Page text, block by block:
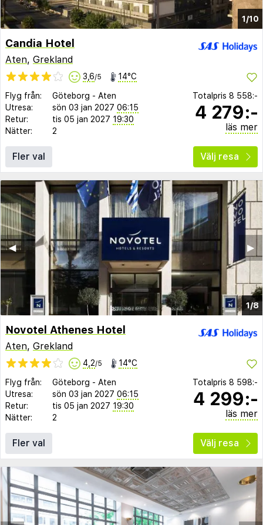
1/10
Candia Hotel
Aten, Grekland
3,6/5 14°C
Flyg från: Göteborg - Aten
Utresa:
sön 03 jan 2027 06:15
Retur:
tis 05 jan 2027 19:30
Nätter:
2
Totalpris 8 558:-
4 279:-
läs mer
Fler val Välj resa
1/8
▶︎
◀︎
Novotel Athenes Hotel
Aten, Grekland
4,2/5 14°C
Flyg från: Göteborg - Aten
Utresa:
sön 03 jan 2027 06:15
Retur:
tis 05 jan 2027 19:30
Nätter:
2
Totalpris 8 598:-
4 299:-
läs mer
Fler val Välj resa